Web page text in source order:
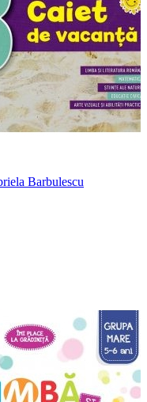
Barbulescu